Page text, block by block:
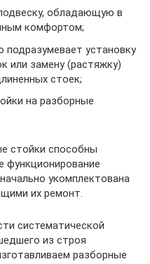
обладающую в
комфортом;
подразумевает установку
или замену (растяжку)
стоек;
на разборные
стойки способны
функционирование
укомплектована
их ремонт.
систематической
из строя
разборные